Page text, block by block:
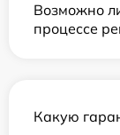
Возможно
процессе
Какую